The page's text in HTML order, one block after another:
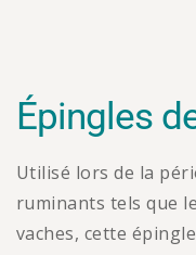
Épingles
Utilisé lors de la
ruminants tels que
vaches, cette